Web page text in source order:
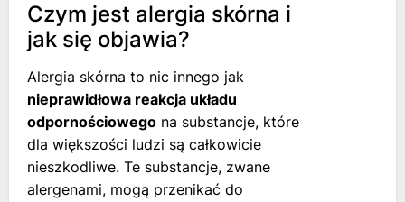
Czym jest alergia skórna i
jak się objawia?
Alergia skórna to nic innego jak
nieprawidłowa reakcja układu
odpornościowego na substancje, które
dla większości ludzi są całkowicie
nieszkodliwe. Te substancje, zwane
alergenami, mogą przenikać do